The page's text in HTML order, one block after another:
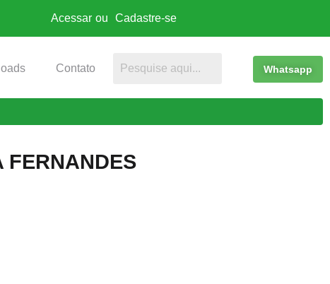
Acessar ou Cadastre-se
Contato Whatsapp
FERNANDES